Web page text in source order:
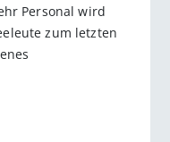
Personal wird
zum letzten